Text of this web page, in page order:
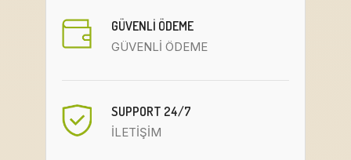
GÜVENLİ ÖDEME
GÜVENLİ ÖDEME
SUPPORT 24/7
İLETİŞİM